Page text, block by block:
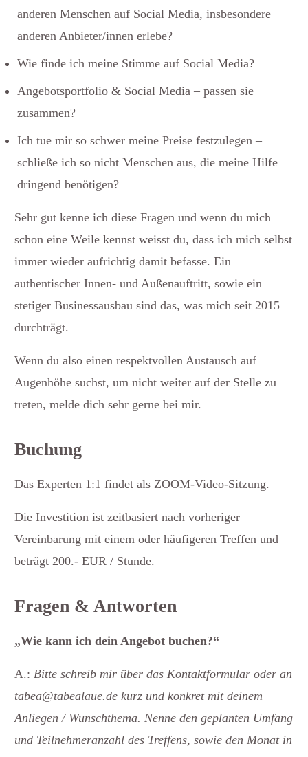
anderen Menschen auf Social Media, insbesondere
anderen Anbieter/innen erlebe?
Wie finde ich meine Stimme auf Social Media?
Angebotsportfolio & Social Media – passen sie
zusammen?
Ich tue mir so schwer meine Preise festzulegen –
schließe ich so nicht Menschen aus, die meine Hilfe
dringend benötigen?
Sehr gut kenne ich diese Fragen und wenn du mich
schon eine Weile kennst weisst du, dass ich mich selbst
immer wieder aufrichtig damit befasse. Ein
authentischer Innen- und Außenauftritt, sowie ein
stetiger Businessausbau sind das, was mich seit 2015
durchträgt.
Wenn du also einen respektvollen Austausch auf
Augenhöhe suchst, um nicht weiter auf der Stelle zu
treten, melde dich sehr gerne bei mir.
Buchung
Das Experten 1:1 findet als ZOOM-Video-Sitzung.
Die Investition ist zeitbasiert nach vorheriger
Vereinbarung mit einem oder häufigeren Treffen und
beträgt 200.- EUR / Stunde.
Fragen & Antworten
„Wie kann ich dein Angebot buchen?“
A.: Bitte schreib mir über das Kontaktformular oder an
tabea@tabealaue.de kurz und konkret mit deinem
Anliegen / Wunschthema. Nenne den geplanten Umfang
und Teilnehmeranzahl des Treffens, sowie den Monat in